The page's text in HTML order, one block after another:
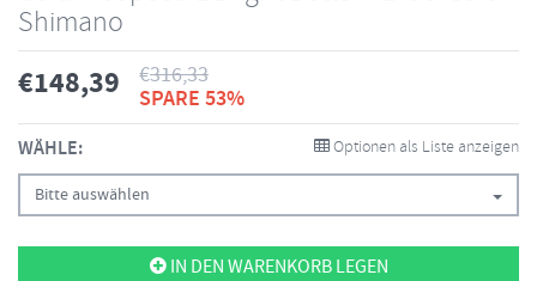
Shimano
€148,39 €316,33
SPARE 53%
WÄHLE: Optionen als Liste anzeigen
Bitte auswählen
IN DEN WARENKORB LEGEN